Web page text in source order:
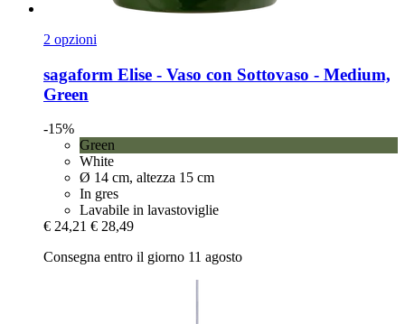
2 opzioni
sagaform Elise -​ Vaso con Sottovaso -​ Medium,
Green
-15%
Green
White
Ø 14 cm, altezza 15 cm
In gres
Lavabile in lavastoviglie
€ 24,21 € 28,49
Consegna entro il giorno 11 agosto